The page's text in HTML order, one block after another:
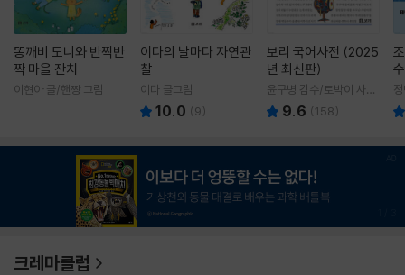
똥깨비 도니와 반짝반
짝 마을 잔치
이현아 글/핸짱 그림
이다의 날마다 자연관
찰
이다 글그림
10.0 (9)
보리 국어사전 (2025
년 최신판)
윤구병 감수/토박이 사전
편찬실 편
9.6 (158)
크레마클럽